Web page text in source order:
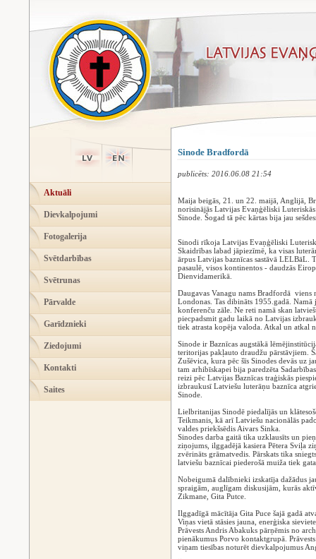
Aktuāli
Dievkalpojumi
Fotogalerija
Svētdarbības
Svētrunas
Pārvalde
Garīdznieki
Ziedojumi
Kontakti
Saites
Sinode Bradfordā
publicēts: 2016.06.08 21:54
Maija beigās, 21. un 22. maijā, Anglijā,
norisinājās Latvijas Evaņģēliski
Sinode. Šogad tā pēc kārtas bija jau
Sinodi rīkoja Latvijas Evaņģēliski
Skaidrības labad jāpiezīmē, ka visas
ārpus Latvijas baznīcas sastāvā LELBāL.
pasaulē, visos kontinentos - daudzās
Dienvidamerikā.
Daugavas Vanagu nams Bradfordā
Londonas. Tas dibināts 1955.gadā.
konferenču zāle. Ne reti namā skan
piecpadsmit gadu laikā no Latvijas
tiek atrasta kopēja valoda. Atkal un atkal
Sinode ir Baznīcas augstākā
teritorijas pakļauto draudžu pārstāvjiem.
Zušēvica, kura pēc šīs Sinodes devās uz
tam arhibīskapei bija paredzēta
reizi pēc Latvijas Baznīcas traģiskās
izbraukusī Latviešu luterāņu baznīca
Sinode.
Lielbritanijas Sinodē piedalījās un
Teikmanis, kā arī Latviešu nacionālās
valdes priekšsēdis Aivars Sinka.
Sinodes darba gaitā tika uzklausīts un
ziņojums, ilggadējā kasiera Pētera Sviļa
zvērināts grāmatvedis. Pārskats tika
latviešu baznīcai piederošā muiža tiek
Nobeigumā dalībnieki izskatīja dažādus
spraigām, auglīgam diskusijām, kurās
Zikmane, Gita Putce.
Ilggadīgā mācītāja Gita Puce šajā gadā
Viņas vietā stāsies jauna, enerģiska
Prāvests Andris Abakuks pārņēmis no
pienākumus Porvo kontaktgrupā.
viņam tiesības noturēt dievkalpojumus